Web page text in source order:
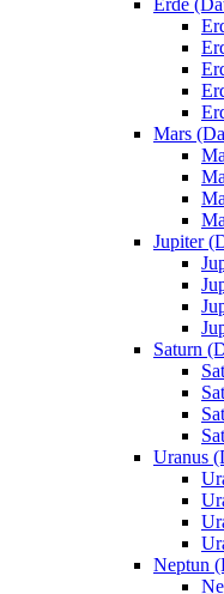
Mars
Jupiter
Saturn
Uranus
Neptun